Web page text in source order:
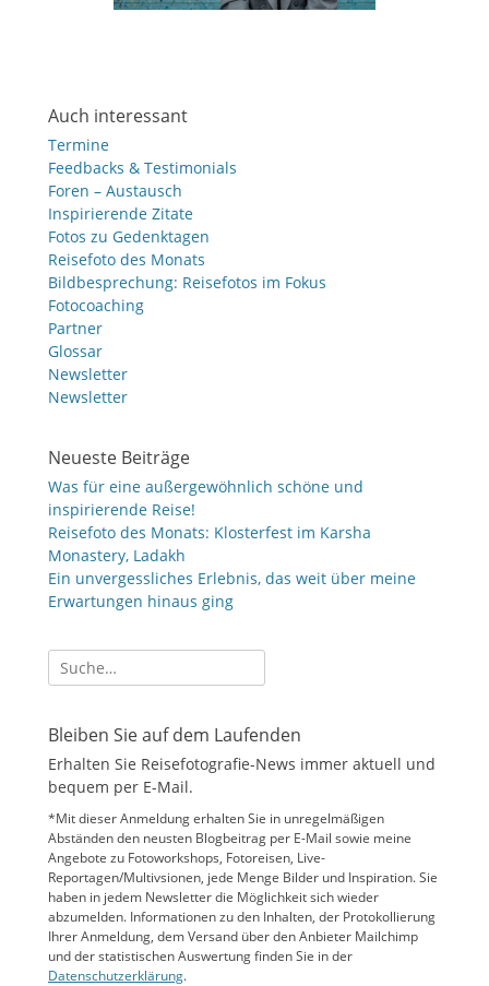
Auch interessant
Termine
Feedbacks & Testimonials
Foren – Austausch
Inspirierende Zitate
Fotos zu Gedenktagen
Reisefoto des Monats
Bildbesprechung: Reisefotos im Fokus
Fotocoaching
Partner
Glossar
Newsletter
Newsletter
Neueste Beiträge
Was für eine außergewöhnlich schöne und
inspirierende Reise!
Reisefoto des Monats: Klosterfest im Karsha
Monastery, Ladakh
Ein unvergessliches Erlebnis, das weit über meine
Erwartungen hinaus ging
Suche
nach:
Bleiben Sie auf dem Laufenden
Erhalten Sie Reisefotografie-News immer aktuell und
bequem per E-Mail.
*Mit dieser Anmeldung erhalten Sie in unregelmäßigen
Abständen den neusten Blogbeitrag per E-Mail sowie meine
Angebote zu Fotoworkshops, Fotoreisen, Live-
Reportagen/Multivsionen, jede Menge Bilder und Inspiration. Sie
haben in jedem Newsletter die Möglichkeit sich wieder
abzumelden. Informationen zu den Inhalten, der Protokollierung
Ihrer Anmeldung, dem Versand über den Anbieter Mailchimp
und der statistischen Auswertung finden Sie in der
Datenschutzerklärung.